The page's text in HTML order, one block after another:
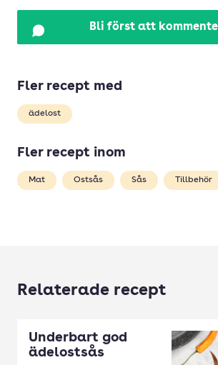
Bli först att
Fler recept med
ädelost
Fler recept inom
Mat Ostsås Sås Tillbehör
Relaterade recept
Underbart god
ädelostsås